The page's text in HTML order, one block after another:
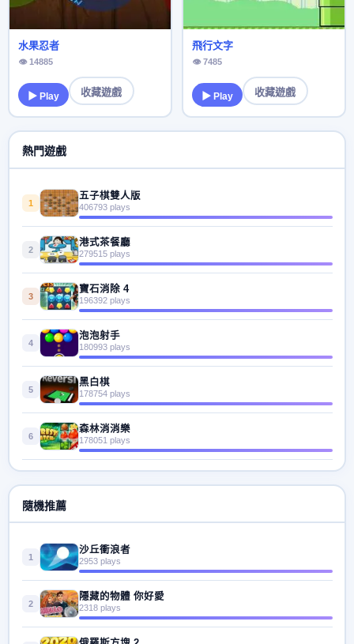
水果忍者
👁 14885
▶ Play 收藏遊戲
飛行文字
👁 7485
▶ Play 收藏遊戲
熱門遊戲
1
五子棋雙人版
406793 plays
2
港式茶餐廳
279515 plays
3
寶石消除 4
196392 plays
4
泡泡射手
180993 plays
5
黑白棋
178754 plays
6
森林消消樂
178051 plays
隨機推薦
1
沙丘衝浪者
2953 plays
2
隱藏的物體 你好愛
2318 plays